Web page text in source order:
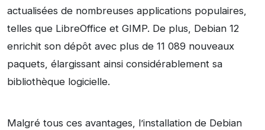
actualisées de nombreuses applications populaires,
telles que LibreOffice et GIMP. De plus, Debian 12
enrichit son dépôt avec plus de 11 089 nouveaux
paquets, élargissant ainsi considérablement sa
bibliothèque logicielle.
Malgré tous ces avantages, l’installation de Debian